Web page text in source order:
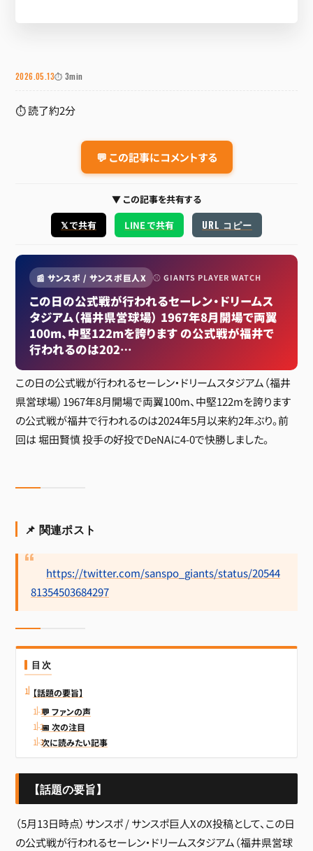
2026.05.13⏱ 3min
⏱ 読了約2分
💬 この記事にコメントする
▼ この記事を共有する
𝕏 で共有
LINE で共有 URL コピー
📰 サンスポ / サンスポ巨人X ⚾ GIANTS PLAYER WATCH
この日の公式戦が行われるセーレン・ドリームス
タジアム（福井県営球場） 1967年8月開場で両翼
100m、中堅122mを誇ります の公式戦が福井で
行われるのは202…
この日の公式戦が行われるセーレン・ドリームスタジアム（福井
県営球場）1967年8月開場で両翼100m、中堅122mを誇ります
の公式戦が福井で行われるのは2024年5月以来約2年ぶり。前
回は 堀田賢慎 投手の好投でDeNAに4-0で快勝しました。
📌 関連ポスト
https://twitter.com/sanspo_giants/status/20544
81354503684297
目次
【話題の要旨】
💬 ファンの声
📅 次の注目
次に読みたい記事
【話題の要旨】
（5月13日時点）サンスポ / サンスポ巨人XのX投稿として、この日
の公式戦が行われるセーレン・ドリームスタジアム（福井県営球